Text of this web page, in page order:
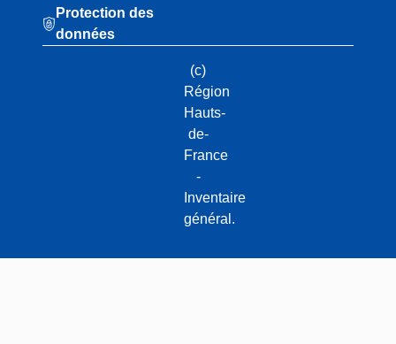
Protection des
données
(c)
Région
Hauts-
de-
France
-
Inventaire
général.